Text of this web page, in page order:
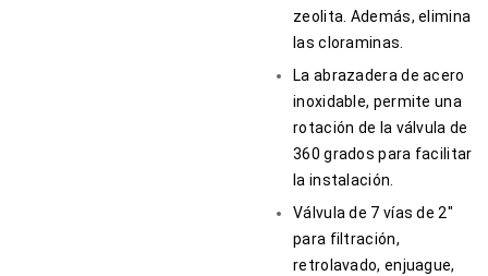
zeolita. Además, elimina
las cloraminas.
La abrazadera de acero
inoxidable, permite una
rotación de la válvula de
360 grados para facilitar
la instalación.
Válvula de 7 vías de 2″
para filtración,
retrolavado, enjuague,